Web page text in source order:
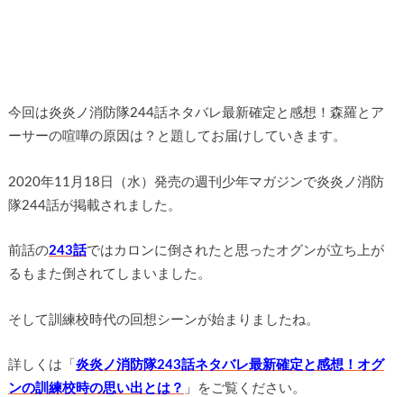
今回は炎炎ノ消防隊244話ネタバレ最新確定と感想！森羅とア
ーサーの喧嘩の原因は？と題してお届けしていきます。
2020年11月18日（水）発売の週刊少年マガジンで炎炎ノ消防
隊244話が掲載されました。
前話の243話ではカロンに倒されたと思ったオグンが立ち上が
るもまた倒されてしまいました。
そして訓練校時代の回想シーンが始まりましたね。
詳しくは「 炎炎ノ消防隊243話ネタバレ最新確定と感想！オグ
ンの訓練校時の思い出とは？ 」をご覧ください。